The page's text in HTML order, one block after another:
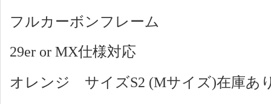
フルカーボンフレーム
29er or MX仕様対応
オレンジ サイズS2 (Mサイズ)在庫あ